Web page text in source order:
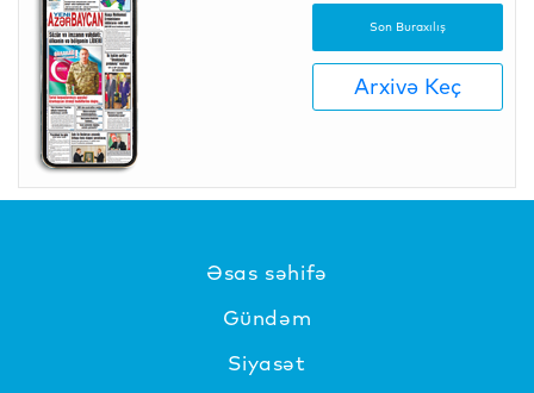
Son Buraxılış
Arxivə Keç
Əsas səhifə
Gündəm
Siyasət